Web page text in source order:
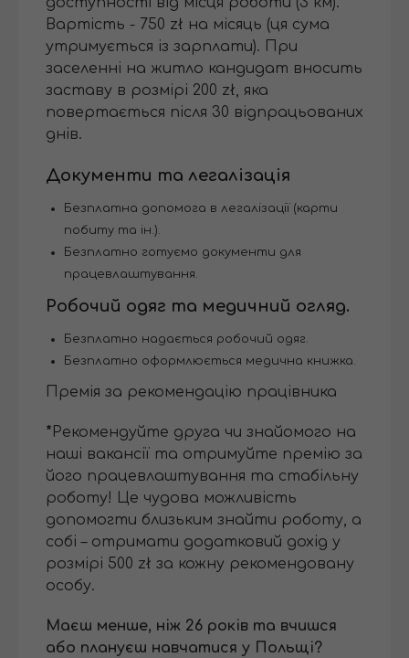
Вартість - 750 zł на місяць (ця сума
утримується із зарплати). При
заселенні на житло кандидат вносить
заставу в розмірі 200 zł, яка
повертається після 30 відпрацьованих
днів.
Документи та легалізація
Безплатна допомога в легалізації (карти
побиту та ін.).
Безплатно готуємо документи для
працевлаштування.
Робочий одяг та медичний огляд.
Безплатно надається робочий одяг.
Безплатно оформлюється медична книжка.
Премія за рекомендацію працівника
* Рекомендуйте друга чи знайомого на
наші вакансії та отримуйте премію за
його працевлаштування та стабільну
роботу! Це чудова можливість
допомогти близьким знайти роботу, а
собі – отримати додатковий дохід у
розмірі 500 zł за кожну рекомендовану
особу.
Маєш менше, ніж 26 років та вчишся
або плануєш навчатися у Польщі?